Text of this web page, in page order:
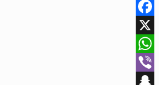
Facebook
X
WhatsApp
Viber